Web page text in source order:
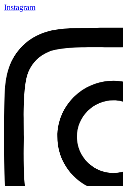
Instagram